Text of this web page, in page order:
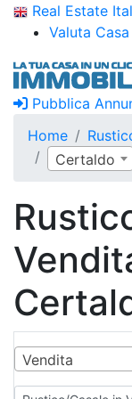
Real Estate
Valuta Casa
Pubblica
Home
Certaldo
Vendita